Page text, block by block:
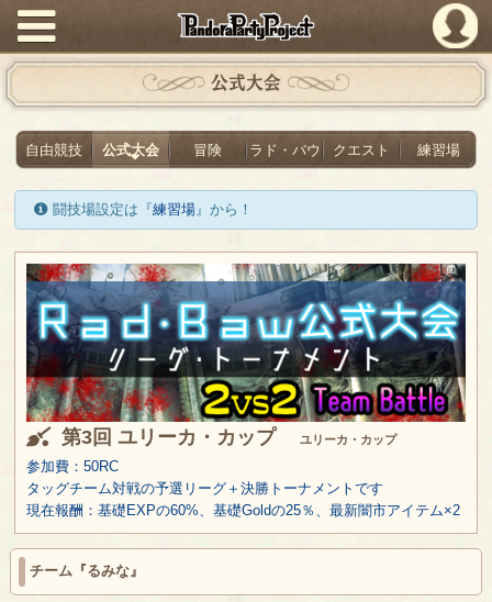
PandoraPartyProject
公式大会
自由競技 公式大会 冒険 ラド・バウ クエスト 練習場
闘技場設定は『練習場』から！
第3回 ユリーカ・カップ ユリーカ・カップ
参加費：50RC
タッグチーム対戦の予選リーグ＋決勝トーナメントです
現在報酬：基礎EXPの60%、基礎Goldの25％、最新闇市アイテム×2
チーム『るみな』